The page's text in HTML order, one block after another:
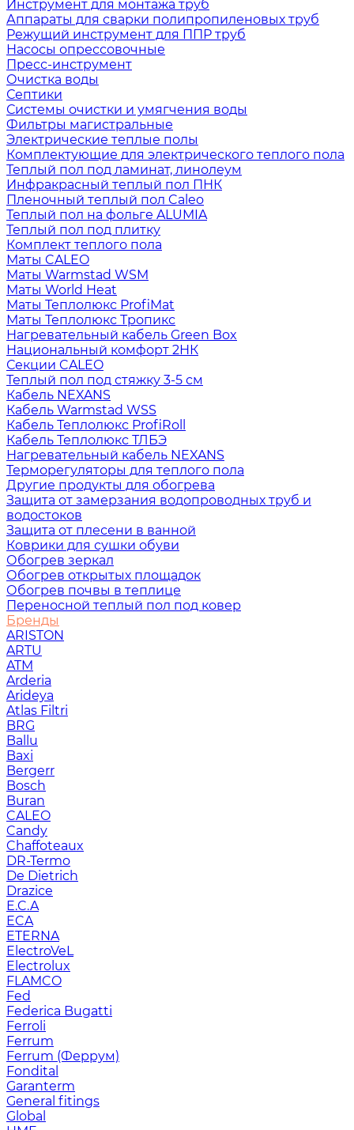
Инструмент для монтажа труб
Аппараты для сварки полипропиленовых труб
Режущий инструмент для ППР труб
Насосы опрессовочные
Пресс-инструмент
Очистка воды
Септики
Системы очистки и умягчения воды
Фильтры магистральные
Электрические теплые полы
Комплектующие для электрического теплого пола
Теплый пол под ламинат, линолеум
Инфракрасный теплый пол ПНК
Пленочный теплый пол Caleo
Теплый пол на фольге ALUMIA
Теплый пол под плитку
Комплект теплого пола
Маты CALEO
Маты Warmstad WSM
Маты World Heat
Маты Теплолюкс ProfiMat
Маты Теплолюкс Тропикс
Нагревательный кабель Green Box
Национальный комфорт 2НК
Секции CALEO
Теплый пол под стяжку 3-5 см
Кабель NEXANS
Кабель Warmstad WSS
Кабель Теплолюкс ProfiRoll
Кабель Теплолюкс ТЛБЭ
Нагревательный кабель NEXANS
Терморегуляторы для теплого пола
Другие продукты для обогрева
Защита от замерзания водопроводных труб и
водостоков
Защита от плесени в ванной
Коврики для сушки обуви
Обогрев зеркал
Обогрев открытых площадок
Обогрев почвы в теплице
Переносной теплый пол под ковер
Бренды
ARISTON
ARTU
ATM
Arderia
Arideya
Atlas Filtri
BRG
Ballu
Baxi
Bergerr
Bosch
Buran
CALEO
Candy
Chaffoteaux
DR-Termo
De Dietrich
Drazice
E.C.A
ECA
ETERNA
ElectroVeL
Electrolux
FLAMCO
Fed
Federica Bugatti
Ferroli
Ferrum
Ferrum (Феррум)
Fondital
Garanterm
General fitings
Global